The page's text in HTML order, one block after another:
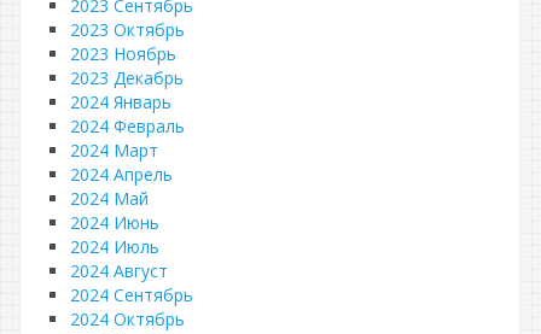
2023 Сентябрь
2023 Октябрь
2023 Ноябрь
2023 Декабрь
2024 Январь
2024 Февраль
2024 Март
2024 Апрель
2024 Май
2024 Июнь
2024 Июль
2024 Август
2024 Сентябрь
2024 Октябрь